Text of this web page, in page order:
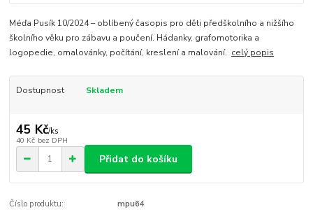
Méďa Pusík 10/2024 – oblíbený časopis pro děti předškolního a nižšího
školního věku pro zábavu a poučení. Hádanky, grafomotorika a
logopedie, omalovánky, počítání, kreslení a malování. celý popis
Dostupnost Skladem
45 Kč/ks
40 Kč bez DPH
Přidat do košíku
Číslo produktu: mpu64